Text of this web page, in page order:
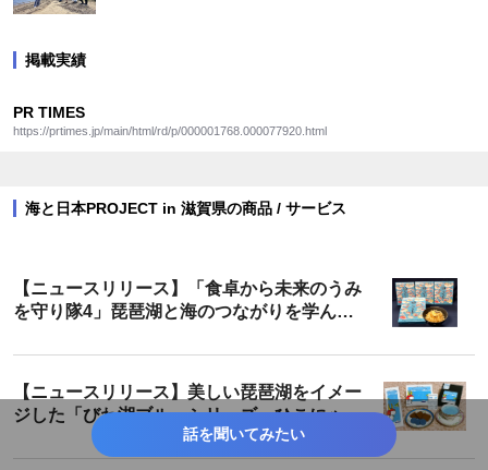
掲載実績
PR TIMES
https://prtimes.jp/main/html/rd/p/000001768.000077920.html
海と日本PROJECT in 滋賀県の商品 / サービス
【ニュースリリース】「食卓から未来のうみ
を守り隊4」琵琶湖と海のつながりを学んだ
ごはんの素」が販売開始！
【ニュースリリース】美しい琵琶湖をイメー
ジした「びわ湖ブルーシリーズ」ひこにゃん
パッケージとなって新登場！話を聞いてみたい